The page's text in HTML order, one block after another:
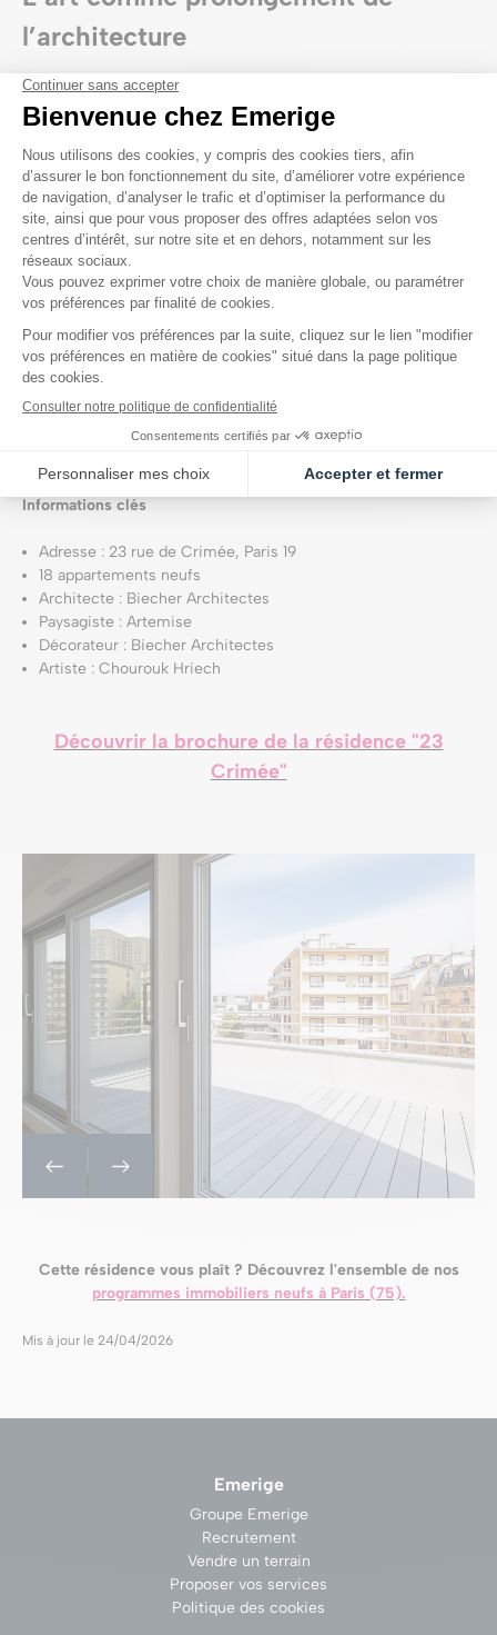
l’architecture
Dans le cadre du programme
Chourouk Hriecha réalisé une œuvre in situ, en dialogue
Une création qui vient renforcer l’identité artistique de la
résidence et enrichir le quotidien de ses habitants.
Une signature Emerige
où architecture, art et paysage s’entrelacent pour créer une
adresse à part, au cœur de Paris.
Résidence livrée au 3e trimestre 2019
Informations clés
Adresse : 23 rue de Crimée, Paris 19
18 appartements neufs
Architecte : Biecher Architectes
Paysagiste : Artemise
Décorateur : Biecher Architectes
Artiste : Chourouk Hriech
Découvrir la brochure de la résidence "23
Crimée"
Cette résidence vous plaît ? Découvrez l'ensemble de nos
programmes immobiliers neufs à Paris (75).
Mis à jour le 24/04/2026
Emerige
Groupe Emerige
Recrutement
Vendre un terrain
Proposer vos services
Politique des cookies